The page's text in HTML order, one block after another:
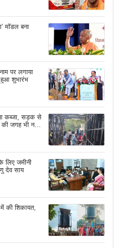
मॉडल बना
पर लगाया
हुआ शुभारंभ
कब्जा, सड़क से
जगह भी नहीं
लिए जमीनी
देव साय
की शिकायत,